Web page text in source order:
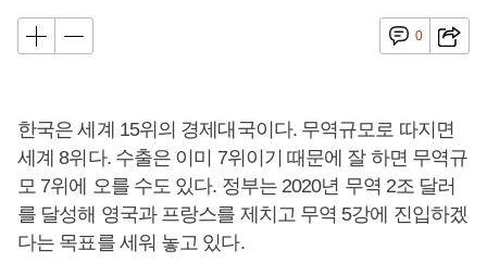
0
한국은 세계 15위의 경제대국이다. 무역규모로 따지면
세계 8위다. 수출은 이미 7위이기 때문에 잘 하면 무역규
모 7위에 오를 수도 있다. 정부는 2020년 무역 2조 달러
를 달성해 영국과 프랑스를 제치고 무역 5강에 진입하겠
다는 목표를 세워 놓고 있다.